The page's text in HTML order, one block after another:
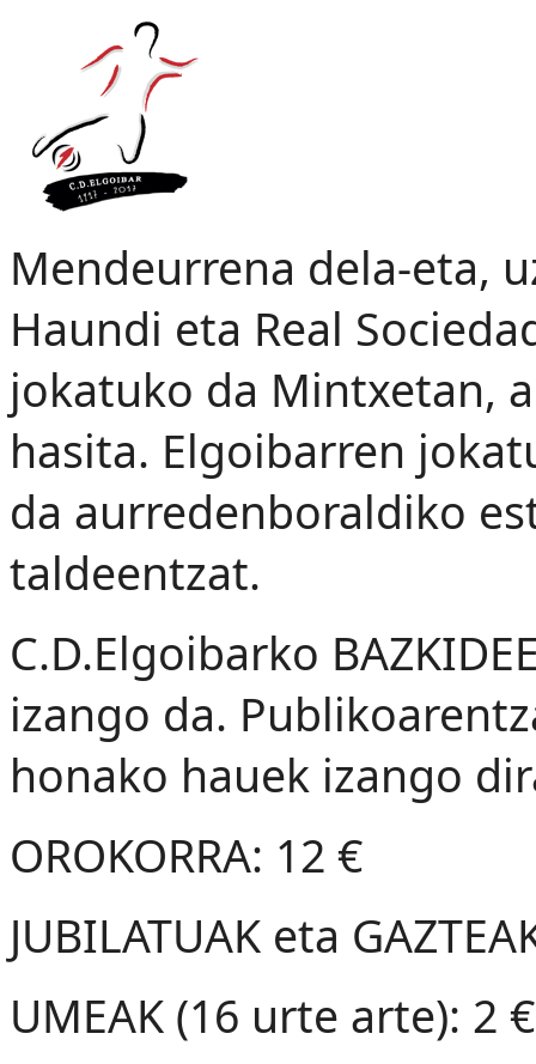
Mendeurrena dela-eta,
Haundi eta Real
jokatuko da Mintxetan,
hasita. Elgoibarren
da aurredenboraldiko
taldeentzat.
C.D.Elgoibarko
izango da.
honako hauek izango
OROKORRA: 12 €
JUBILATUAK eta
UMEAK (16 urte arte): 2 €